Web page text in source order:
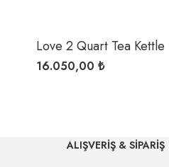
Love 2 Quart Tea Kettle
16.050,00 ₺
ALIŞVERİŞ & SİPARİŞ